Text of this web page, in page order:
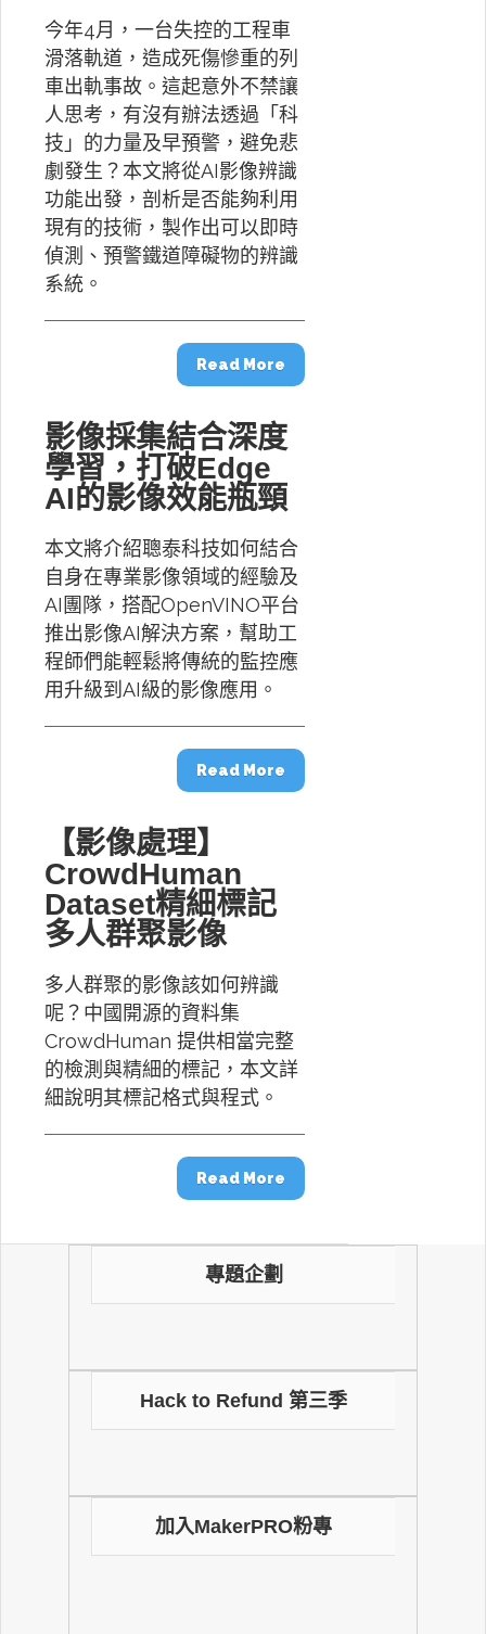
今年4月，一台失控的工程車
滑落軌道，造成死傷慘重的列
車出軌事故。這起意外不禁讓
人思考，有沒有辦法透過「科
技」的力量及早預警，避免悲
劇發生？本文將從AI影像辨識
功能出發，剖析是否能夠利用
現有的技術，製作出可以即時
偵測、預警鐵道障礙物的辨識
系統。
Read More
影像採集結合深度
學習，打破Edge
AI的影像效能瓶頸
本文將介紹聰泰科技如何結合
自身在專業影像領域的經驗及
AI團隊，搭配OpenVINO平台
推出影像AI解決方案，幫助工
程師們能輕鬆將傳統的監控應
用升級到AI級的影像應用。
Read More
【影像處理】
CrowdHuman
Dataset精細標記
多人群聚影像
多人群聚的影像該如何辨識
呢？中國開源的資料集
CrowdHuman 提供相當完整
的檢測與精細的標記，本文詳
細說明其標記格式與程式。
Read More
專題企劃
Hack to Refund 第三季
加入MakerPRO粉專